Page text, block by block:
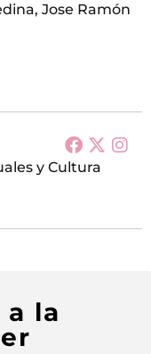
Jose Ramón
y Cultura
la